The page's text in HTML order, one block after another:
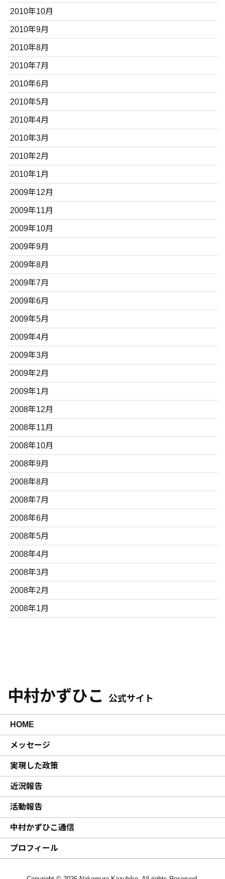
2010年10月
2010年9月
2010年8月
2010年7月
2010年6月
2010年5月
2010年4月
2010年3月
2010年2月
2010年1月
2009年12月
2009年11月
2009年10月
2009年9月
2009年8月
2009年7月
2009年6月
2009年5月
2009年4月
2009年3月
2009年2月
2009年1月
2008年12月
2008年11月
2008年10月
2008年9月
2008年8月
2008年7月
2008年6月
2008年5月
2008年4月
2008年3月
2008年2月
2008年1月
中村かずひこ 公式サイト
HOME
メッセージ
実現した政策
近況報告
活動報告
中村かずひこ通信
プロフィール